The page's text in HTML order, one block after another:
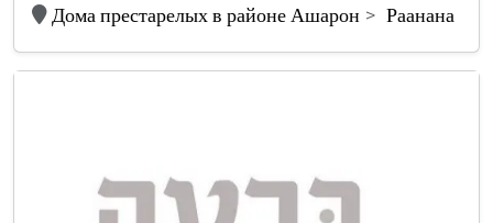
Дома престарелых в районе Ашарон
Раанана